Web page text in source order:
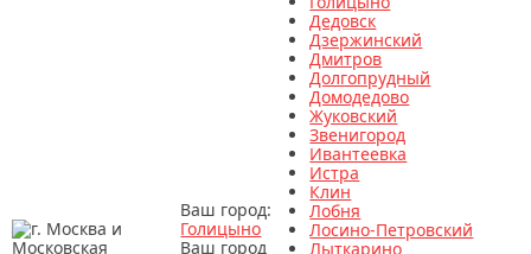
Ваш город:
Голицыно
Ваш город
Дедовск
Дзержинский
Дмитров
Долгопрудный
Домодедово
Жуковский
Звенигород
Ивантеевка
Истра
Клин
Лобня
Лосино-Петровский
Лыткарино